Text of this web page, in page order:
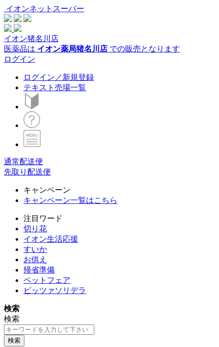
イオンネットスーパー
イオン猪名川店
医薬品は イオン薬局猪名川店 での販売となります
ログイン
ログイン／新規登録
テキスト売場一覧
通常配送便
先取り配送便
キャンペーン
キャンペーン一覧はこちら
注目ワード
切り花
イオン生活応援
すいか
お供え
帰省準備
ペットフェア
ピッツァソリデラ
検索
検索
検索